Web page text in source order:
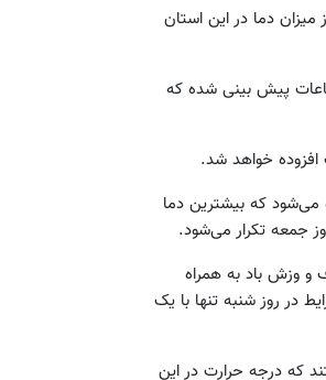
میزان دما در این استان
پیش بینی شده که
افزوده خواهد شد.
که بیشترین دما
و وزش باد به همراه
که این شرایط در روز شنبه تنها با یک
که درجه حرارت در این